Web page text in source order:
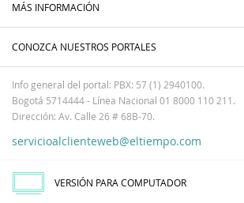
MÁS INFORMACIÓN
CONOZCA NUESTROS PORTALES
Info general del portal: PBX: 57 (1) 2940100.
Bogotá 5714444 - Línea Nacional 01 8000 110 211.
Dirección: Av. Calle 26 # 68B-70.
servicioalclienteweb@eltiempo.com
VERSIÓN PARA COMPUTADOR